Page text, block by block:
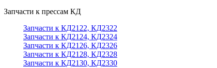
Запчасти к прессам КД
Запчасти к КД2122, КД2322
Запчасти к КД2124, КД2324
Запчасти к КД2126, КД2326
Запчасти к КД2128, КД2328
Запчасти к КД2130, КД2330